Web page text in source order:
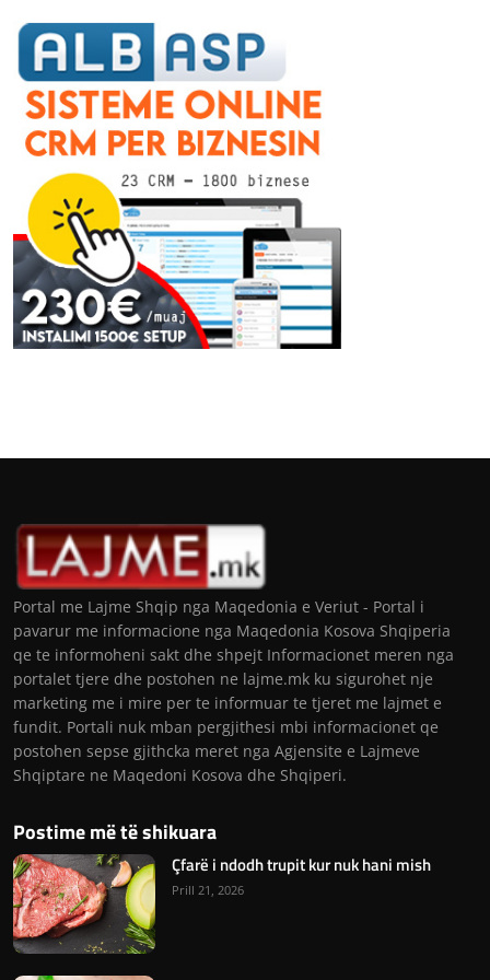
Portal me Lajme Shqip nga Maqedonia e Veriut - Portal i
pavarur me informacione nga Maqedonia Kosova Shqiperia
qe te informoheni sakt dhe shpejt Informacionet meren nga
portalet tjere dhe postohen ne lajme.mk ku sigurohet nje
marketing me i mire per te informuar te tjeret me lajmet e
fundit. Portali nuk mban pergjithesi mbi informacionet qe
postohen sepse gjithcka meret nga Agjensite e Lajmeve
Shqiptare ne Maqedoni Kosova dhe Shqiperi.
Postime më të shikuara
Çfarë i ndodh trupit kur nuk hani mish
Prill 21, 2026